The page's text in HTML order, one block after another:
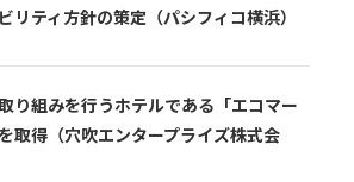
リティ方針の策定（パシフィコ横浜）
り組みを行うホテルである「エコマー
取得（穴吹エンタープライズ株式会